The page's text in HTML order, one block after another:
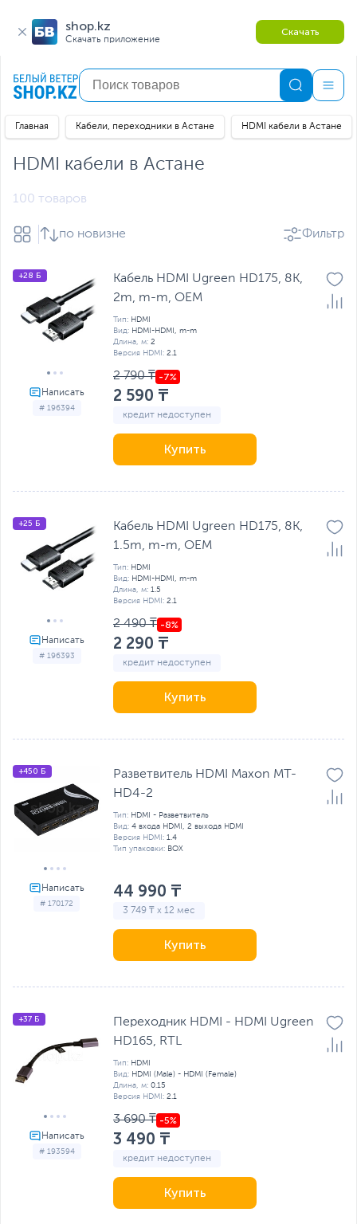
shop.kz
Скачать приложение
Скачать
Главная Кабели, переходники в Астане HDMI кабели в Астане
HDMI кабели в Астане
100 товаров
по новизне Фильтр
# 196394
+28 Б
Кабель HDMI Ugreen HD175, 8K,
2m, m-m, OEM
Тип: HDMI
Вид: HDMI-HDMI, m-m
Длина, м: 2
Версия HDMI: 2.1
2 790 ₸
2 590 ₸
кредит недоступен
Купить
# 196393
+25 Б
Кабель HDMI Ugreen HD175, 8K,
1.5m, m-m, OEM
Тип: HDMI
Вид: HDMI-HDMI, m-m
Длина, м: 1.5
Версия HDMI: 2.1
2 490 ₸
2 290 ₸
кредит недоступен
Купить
# 170172
+450 Б
Разветвитель HDMI Maxon MT-
HD4-2
Тип: HDMI - Разветвитель
Вид: 4 входа HDMI, 2 выхода HDMI
Версия HDMI: 1.4
Тип упаковки: BOX
44 990 ₸
3 749 ₸ x 12 мес
Купить
# 193594
+37 Б
Переходник HDMI - HDMI Ugreen
HD165, RTL
Тип: HDMI
Вид: HDMI (Male) - HDMI (Female)
Длина, м: 0.15
Версия HDMI: 2.1
3 690 ₸
3 490 ₸
кредит недоступен
Купить